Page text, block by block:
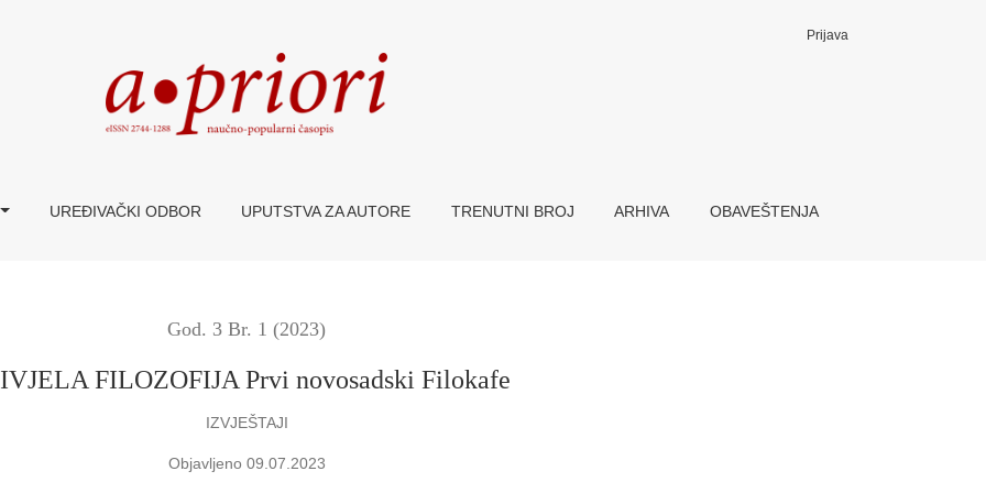
UREĐIVAČKI ODBOR UPUTSTVA ZA AUTORE TRENUTNI BROJ ARHIVA OBAVEŠTENJA
Prijava
God. 3 Br. 1 (2023)
FILOZOFIJA Prvi novosadski Filokafe
IZVJEŠTAJI
Objavljeno 09.07.2023